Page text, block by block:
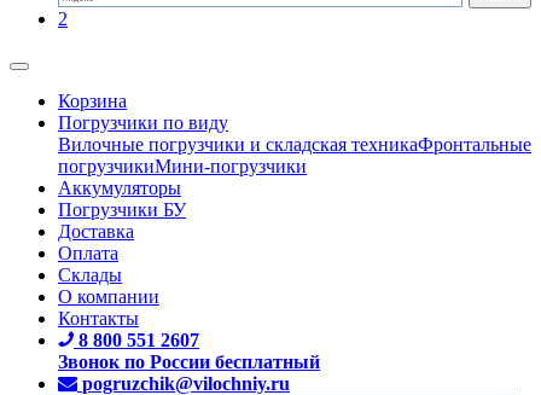
2
Корзина
Погрузчики по виду
Вилочные погрузчики и складская техникаФронтальные
погрузчикиМини-погрузчики
Аккумуляторы
Погрузчики БУ
Доставка
Оплата
Склады
О компании
Контакты
8 800 551 2607
Звонок по России бесплатный
pogruzchik@vilochniy.ru